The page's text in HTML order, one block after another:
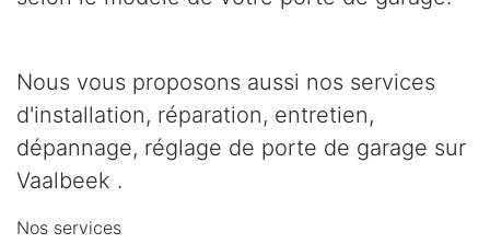
Nous vous proposons aussi nos services
d'installation, réparation, entretien,
dépannage, réglage de porte de garage sur
Vaalbeek .
Nos services